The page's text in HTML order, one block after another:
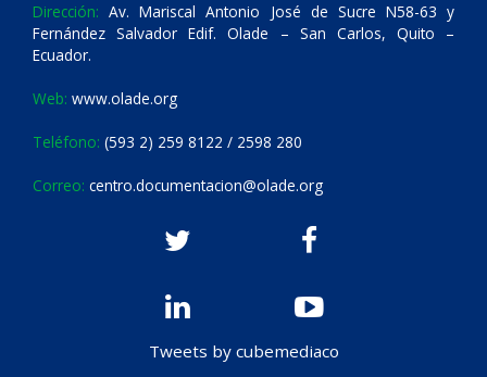
Dirección: Av. Mariscal Antonio José de Sucre N58-63 y
Fernández Salvador Edif. Olade – San Carlos, Quito –
Ecuador.
Web: www.olade.org
Teléfono: (593 2) 259 8122 / 2598 280
Correo: centro.documentacion@olade.org
Tweets by cubemediaco